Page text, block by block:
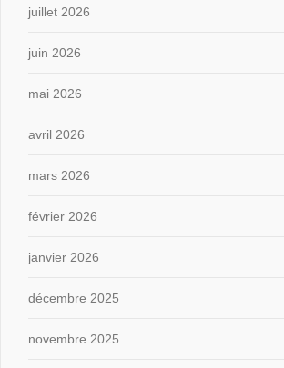
juillet 2026
juin 2026
mai 2026
avril 2026
mars 2026
février 2026
janvier 2026
décembre 2025
novembre 2025